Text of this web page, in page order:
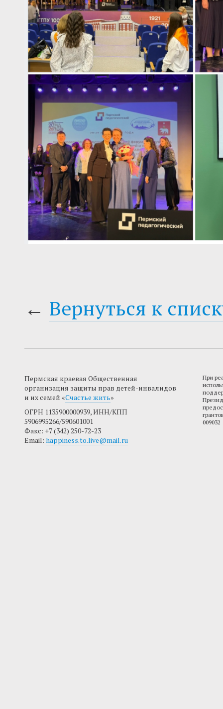
← Вернуться к
Пермская краевая Общественная
организация защиты прав детей-инвалидов
и их семей «Счастье жить»
ОГРН 1135900000939, ИНН/КПП
5906995266/590601001
Факс: +7 (342) 250-72-23
Email: happiness.to.live@mail.ru
При
009032